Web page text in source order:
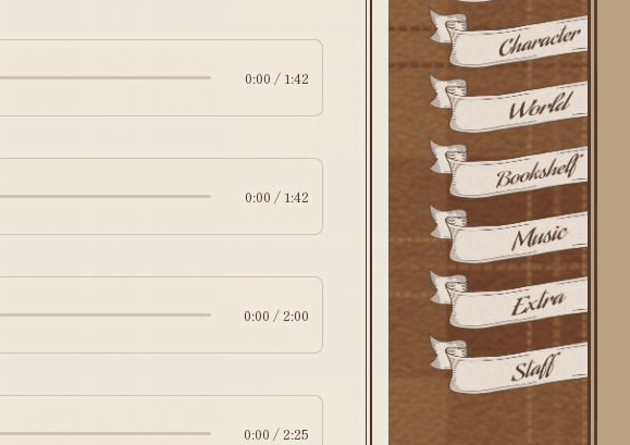
0:00 / 1:42
0:00 / 1:42
0:00 / 2:00
0:00 / 2:25